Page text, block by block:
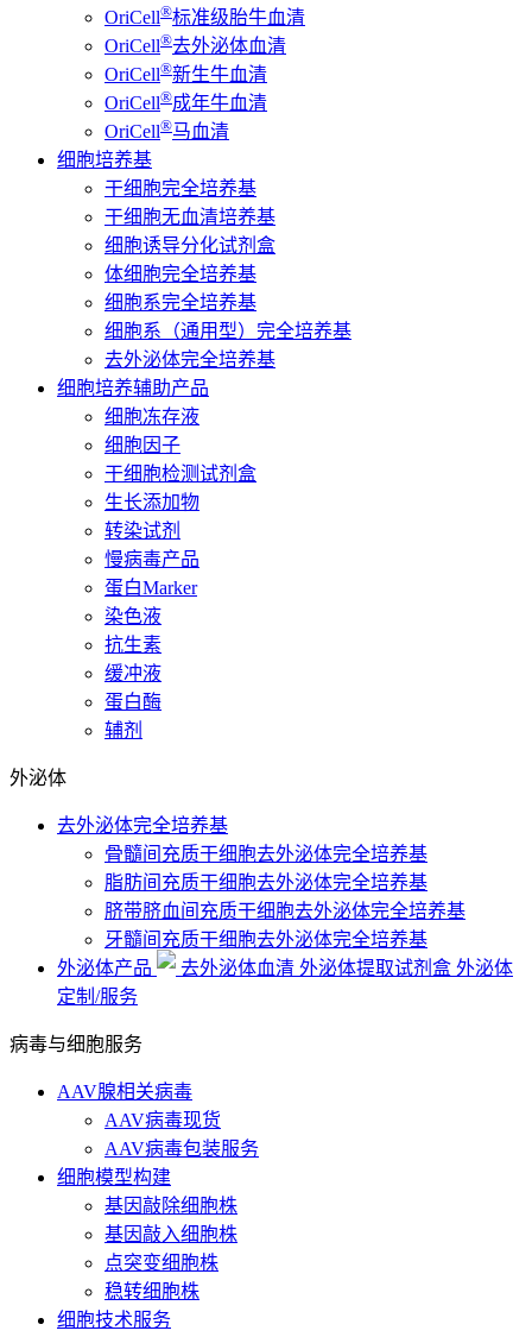
OriCell®标准级胎牛血清
OriCell®去外泌体血清
OriCell®新生牛血清
OriCell®成年牛血清
OriCell®马血清
细胞培养基
干细胞完全培养基
干细胞无血清培养基
细胞诱导分化试剂盒
体细胞完全培养基
细胞系完全培养基
细胞系（通用型）完全培养基
去外泌体完全培养基
细胞培养辅助产品
细胞冻存液
细胞因子
干细胞检测试剂盒
生长添加物
转染试剂
慢病毒产品
蛋白Marker
染色液
抗生素
缓冲液
蛋白酶
辅剂
外泌体
去外泌体完全培养基
骨髓间充质干细胞去外泌体完全培养基
脂肪间充质干细胞去外泌体完全培养基
脐带脐血间充质干细胞去外泌体完全培养基
牙髓间充质干细胞去外泌体完全培养基
外泌体产品
去外泌体血清 外泌体提取试剂盒 外泌体
定制/服务
病毒与细胞服务
AAV腺相关病毒
AAV病毒现货
AAV病毒包装服务
细胞模型构建
基因敲除细胞株
基因敲入细胞株
点突变细胞株
稳转细胞株
细胞技术服务